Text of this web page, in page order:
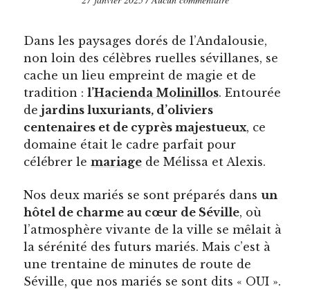
Dans les paysages dorés de l’Andalousie,
non loin des célèbres ruelles sévillanes, se
cache un lieu empreint de magie et de
tradition :l’Hacienda Molinillos. Entourée
de jardins luxuriants, d’oliviers
centenaires et de cyprès majestueux, ce
domaine était le cadre parfait pour
célébrer lemariage de Mélissa et Alexis.
Nos deux mariés se sont préparés dansun
hôtel de charme au cœur de Séville, où
l’atmosphère vivante de la ville se mêlait à
la sérénité des futurs mariés. Mais c’est à
une trentaine de minutes de route de
Séville, que nos mariés se sont dits « OUI ».